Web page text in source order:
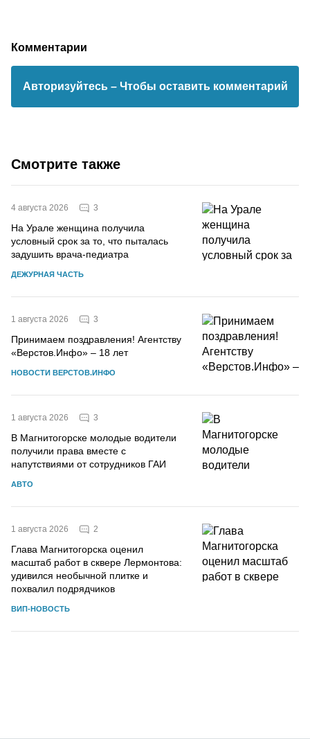
Комментарии
Авторизуйтесь – Чтобы оставить комментарий
Смотрите также
4 августа 2026 3
На Урале женщина получила
условный срок за то, что пыталась
задушить врача-педиатра
ДЕЖУРНАЯ ЧАСТЬ
1 августа 2026 3
Принимаем поздравления! Агентству
«Верстов.Инфо» – 18 лет
НОВОСТИ ВЕРСТОВ.ИНФО
1 августа 2026 3
В Магнитогорске молодые водители
получили права вместе с
напутствиями от сотрудников ГАИ
АВТО
1 августа 2026 2
Глава Магнитогорска оценил
масштаб работ в сквере Лермонтова:
удивился необычной плитке и
похвалил подрядчиков
ВИП-НОВОСТЬ